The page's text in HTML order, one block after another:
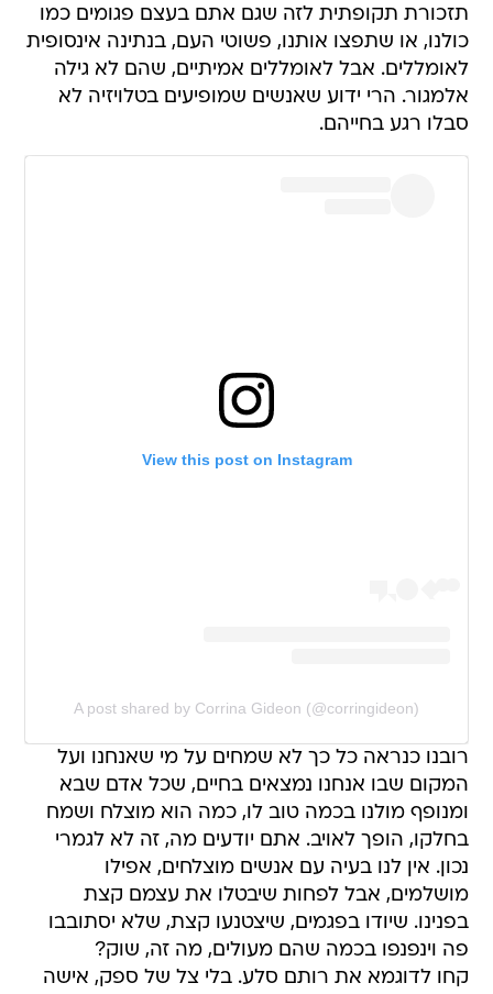
תזכורת תקופתית לזה שגם אתם בעצם פגומים כמו
כולנו, או שתפצו אותנו, פשוטי העם, בנתינה אינסופית
לאומללים. אבל לאומללים אמיתיים, שהם לא גילה
אלמגור. הרי ידוע שאנשים שמופיעים בטלויזיה לא
סבלו רגע בחייהם.
View this post on Instagram
A post shared by Corrina Gideon (@corringideon)
רובנו כנראה כל כך לא שמחים על מי שאנחנו ועל
המקום שבו אנחנו נמצאים בחיים, שכל אדם שבא
ומנופף מולנו בכמה טוב לו, כמה הוא מוצלח ושמח
בחלקו, הופך לאויב. אתם יודעים מה, זה לא לגמרי
נכון. אין לנו בעיה עם אנשים מוצלחים, אפילו
מושלמים, אבל לפחות שיבטלו את עצמם קצת
בפנינו. שיודו בפגמים, שיצטנעו קצת, שלא יסתובבו
פה וינפנפו בכמה שהם מעולים, מה זה, שוק?
קחו לדוגמא את רותם סלע. בלי צל של ספק, אישה